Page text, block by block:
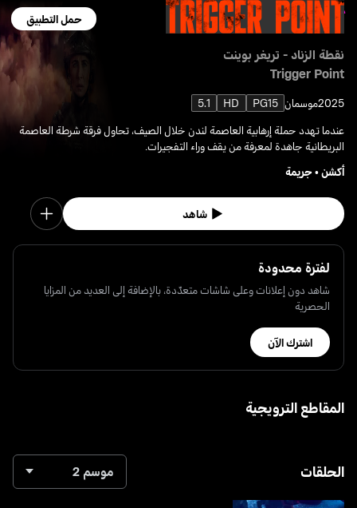
حمل التطبيق
نقطة الزناد - تريغر بوينت
Trigger Point
2025موسمان PG15
HD
5.1
عندما تهدد حملة إرهابية العاصمة لندن خلال الصيف، تحاول فرقة شرطة العاصمة
البريطانية جاهدة لمعرفة من يقف وراء التفجيرات.
أكشن• جريمة
شاهد
لفترة محدودة
شاهد دون إعلانات وعلى شاشات متعدّدة، بالإضافة إلى العديد من المزايا
الحصرية
اشترك الآن
المقاطع الترويجية
الحلقات موسم 2